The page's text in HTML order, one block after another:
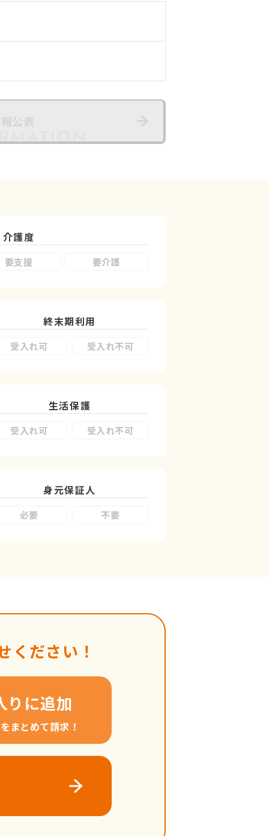
介護度
要支援 要介護
終末期利用
受入れ可 受入れ不可
生活保護
受入れ可 受入れ不可
身元保証人
必要 不要
ください！
りに追加
まとめて請求！